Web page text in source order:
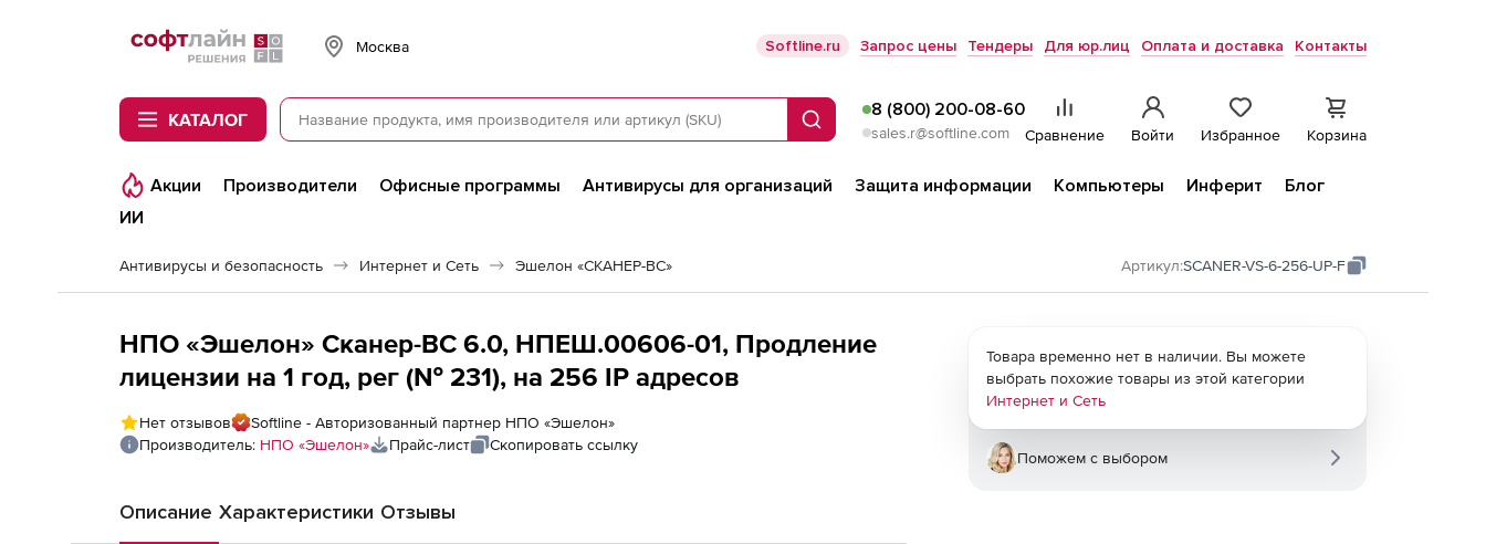
Softline
Москва Softline.ru Запрос цены Тендеры Для юр.лиц Оплата и доставка Контакты
КАТАЛОГ Поиск
8 (800) 200-08-60
sales.r@softline.com Сравнение Войти Избранное Корзина
Акции Производители Офисные программы Антивирусы для организаций Защита информации Компьютеры Инферит
Блог
ИИ
Антивирусы и безопасность Интернет и Сеть Эшелон «СКАНЕР-ВС» Артикул:SCANER-VS-6-256-UP-F
НПО «Эшелон» Сканер-ВС 6.0, НПЕШ.00606-01, Продление
лицензии на 1 год, рег (№ 231), на 256 IP адресов
Нет отзывов
Softline - Авторизованный партнер НПО «Эшелон»
Производитель: НПО «Эшелон» Прайс-лист Скопировать ссылку
Описание Характеристики Отзывы
Товара временно нет в наличии. Вы можете
выбрать похожие товары из этой категории
Интернет и Сеть
Поможем с выбором